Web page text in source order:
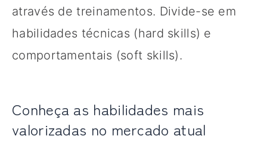
através de treinamentos. Divide-se em
habilidades técnicas (hard skills) e
comportamentais (soft skills).
Conheça as habilidades mais
valorizadas no mercado atual